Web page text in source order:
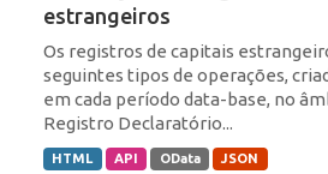
estrangeiros
Os registros de capitais
seguintes tipos de operações,
em cada período data-base, no
Registro Declaratório...
HTML API OData JSON